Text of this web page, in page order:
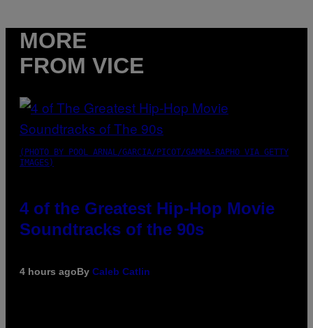
MORE
FROM VICE
(PHOTO BY POOL ARNAL/GARCIA/PICOT/GAMMA-RAPHO VIA GETTY
IMAGES)
4 of the Greatest Hip-Hop Movie
Soundtracks of the 90s
4 hours agoBy Caleb Catlin